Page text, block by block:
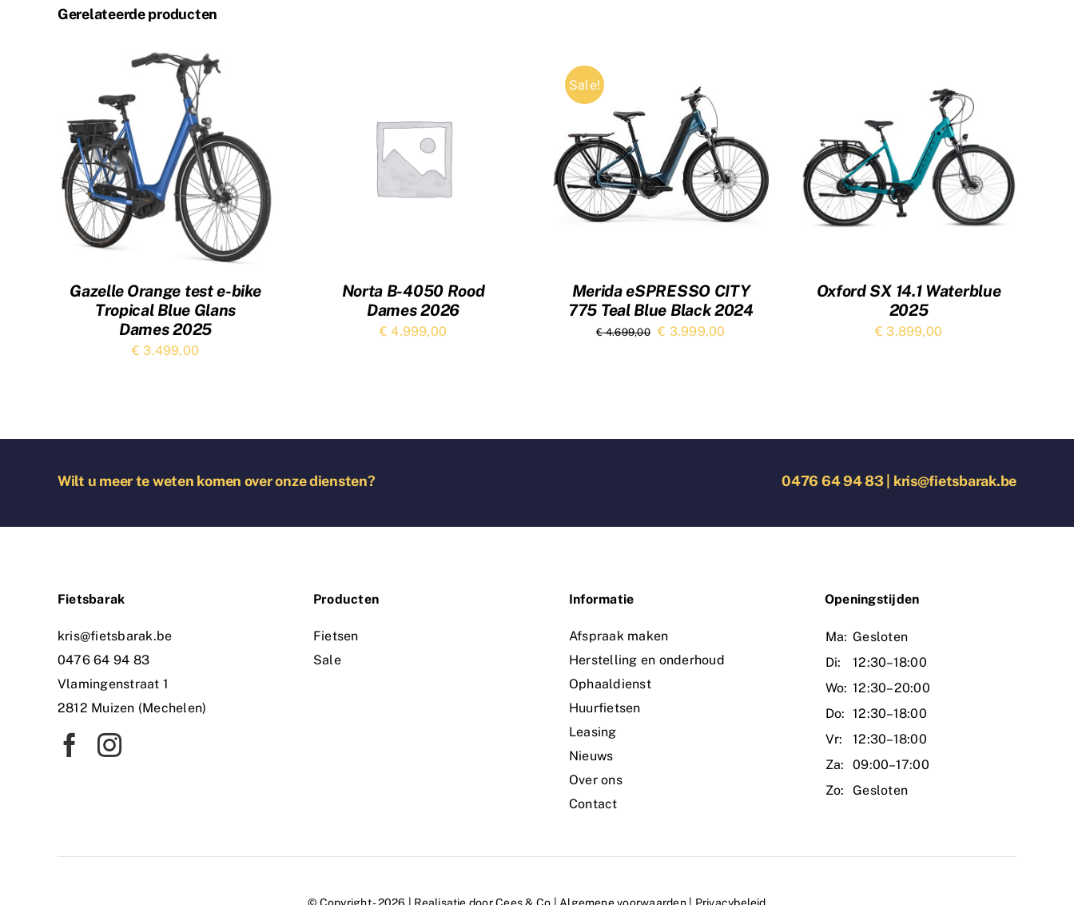
Gerelateerde producten
Gazelle Orange test e-bike
Tropical Blue Glans
Dames 2025
€ 3.499,00
Norta B-4050 Rood
Dames 2026
€ 4.999,00
Sale!
Merida eSPRESSO CITY
775 Teal Blue Black 2024
€4.699,00 Oorspronkelijke
€ 3.999,00
Oxford SX 14.1 Waterblue
2025
€ 3.899,00
Wilt u meer te weten komen over onze diensten? 0476 64 94 83| kris@fietsbarak.be
Fietsbarak
kris@fietsbarak.be
0476 64 94 83
Vlamingenstraat 1
2812 Muizen (Mechelen)
Producten
Fietsen
Sale
Informatie
Afspraak maken
Herstelling en onderhoud
Ophaaldienst
Huurfietsen
Leasing
Nieuws
Over ons
Contact
Openingstijden
Ma: Gesloten
Di:
12:30–18:00
Wo: 12:30–20:00
Do: 12:30–18:00
Vr:
12:30–18:00
Za:
09:00–17:00
Zo:
Gesloten